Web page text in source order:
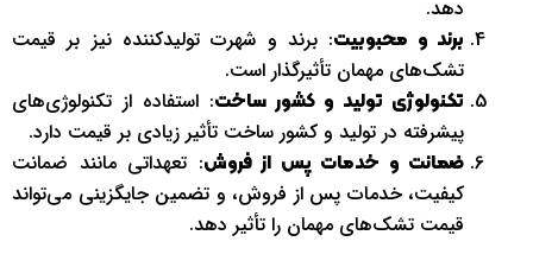
دهد.
برند و محبوبیت: برند و شهرت تولیدکننده نیز بر قیمت
تشک‌های مهمان تأثیرگذار است.
تکنولوژی تولید و کشور ساخت: استفاده از تکنولوژی‌های
پیشرفته در تولید و کشور ساخت تأثیر زیادی بر قیمت دارد.
ضمانت و خدمات پس از فروش: تعهداتی مانند ضمانت
کیفیت، خدمات پس از فروش، و تضمین جایگزینی می‌تواند
قیمت تشک‌های مهمان را تأثیر دهد.